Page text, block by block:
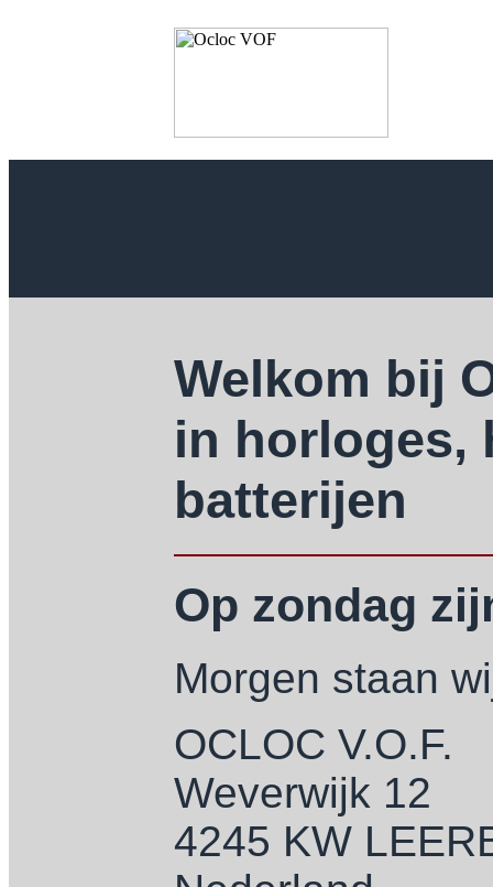
Welkom bij
in horloges,
batterijen
Op zondag
Morgen staan
OCLOC V.O.F.
Weverwijk 12
4245 KW